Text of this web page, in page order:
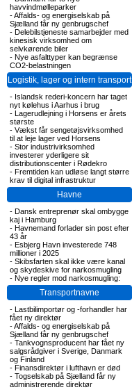
havvindmølleparker
-Affalds- og energiselskab på
Sjælland får ny genbrugschef
- Delebilstjeneste samarbejder med
kinesisk virksomhed om
selvkørende biler
- Nye asfalttyper kan begrænse
CO2-belastningen
Logistik, lager og intern transport
- Islandsk rederi-koncern har taget
nyt kølehus i Aarhus i brug
- Lagerudlejning i Horsens er årets
største
- Vækst får sengetøjsvirksomhed
til at leje lager ved Horsens
- Stor industrivirksomhed
investerer yderligere sit
distributionscenter i Rødekro
- Fremtiden kan udløse langt større
krav til digital infrastruktur
Havne
- Dansk entreprenør skal ombygge
kaj i Hamburg
- Havnemand forlader sin post efter
43 år
- Esbjerg Havn investerede 748
millioner i 2025
- Skibsfarten skal ikke være kanal
og skydeskive for narkosmugling
- Nye regler mod narkosmugling:
Transportnavne
- Lastbilimportør og -forhandler har
fået ny direktør
-Affalds- og energiselskab på
Sjælland får ny genbrugschef
- Tankvognsproducent har fået ny
salgsrådgiver i Sverige, Danmark
og Finland
- Finansdirektør i lufthavn er død
- Togselskab på Sjælland får ny
administrerende direktør